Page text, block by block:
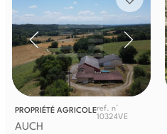
PROPRIÉTÉ AGRICOLEref. n°
10324VE
AUCH